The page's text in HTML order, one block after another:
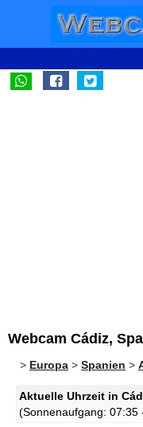
Webcam Cádiz,
> Europa > Spanien >
Aktuelle Uhrzeit in
(Sonnenaufgang: 07:35